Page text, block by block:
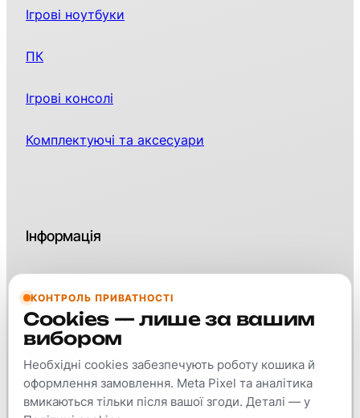
Ігрові ноутбуки
ПК
Ігрові консолі
Комплектуючі та аксесуари
Інформація
Контакти
Про нас
Оплата та доставка
КОНТРОЛЬ ПРИВАТНОСТІ
Cookies — лише за вашим
вибором
Необхідні cookies забезпечують роботу кошика й
оформлення замовлення. Meta Pixel та аналітика
вмикаються тільки після вашої згоди. Деталі — у